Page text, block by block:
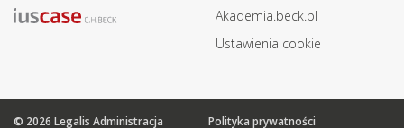
Akademia.beck.pl
Ustawienia cookie
© 2026 Legalis Administracja Polityka prywatności